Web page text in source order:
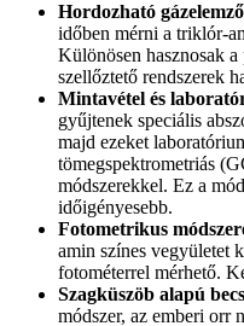
Hordozható
időben mérni a triklór-
Különösen hasznosak a
szellőztető rendszerek
Mintavétel és
gyűjtenek speciális
majd ezeket
tömegspektrometriás
módszerekkel. Ez a
időigényesebb.
Fotometrikus
amin színes vegyületet
fotométerrel mérhető.
Szagküszöb alapú
módszer, az emberi orr